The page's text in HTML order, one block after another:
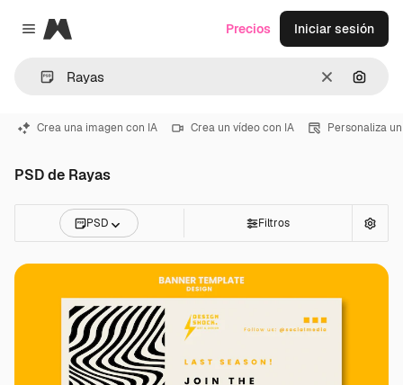
Close menu
Magnific
Borrar
Precios Iniciar sesión
Crea una imagen con IA Crea un vídeo con IA Personaliza
PSD de Rayas
PSD Filtros